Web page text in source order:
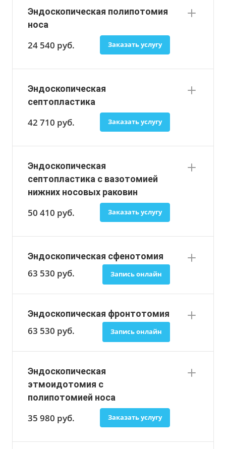
Эндоскопическая полипотомия
носа
24 540 руб. Заказать услугу
Эндоскопическая
септопластика
42 710 руб. Заказать услугу
Эндоскопическая
септопластика с вазотомией
нижних носовых раковин
50 410 руб. Заказать услугу
Эндоскопическая сфенотомия
63 530 руб. Запись онлайн
Эндоскопическая фронтотомия
63 530 руб. Запись онлайн
Эндоскопическая
этмоидотомия с
полипотомией носа
35 980 руб. Заказать услугу